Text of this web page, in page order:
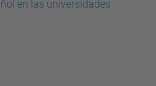
en las universidades